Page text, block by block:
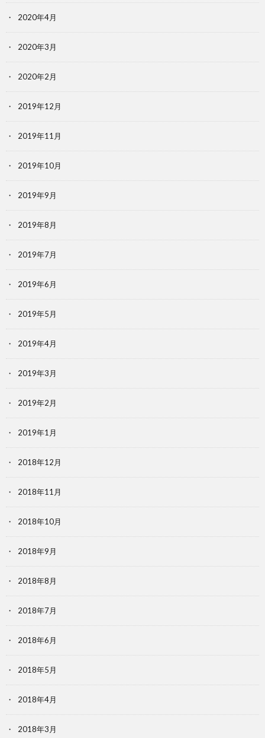
2020年4月
2020年3月
2020年2月
2019年12月
2019年11月
2019年10月
2019年9月
2019年8月
2019年7月
2019年6月
2019年5月
2019年4月
2019年3月
2019年2月
2019年1月
2018年12月
2018年11月
2018年10月
2018年9月
2018年8月
2018年7月
2018年6月
2018年5月
2018年4月
2018年3月